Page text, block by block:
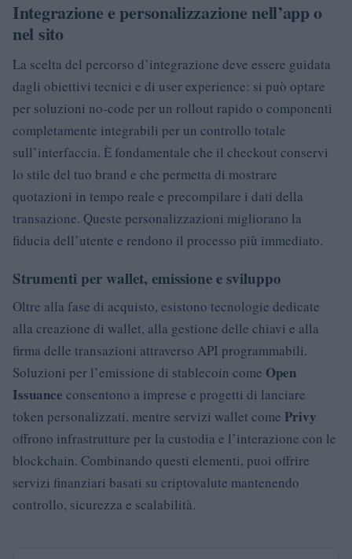
Integrazione e personalizzazione nell’app o
nel sito
La scelta del percorso d’integrazione deve essere guidata
dagli obiettivi tecnici e di user experience: si può optare
per soluzioni no-code per un rollout rapido o componenti
completamente integrabili per un controllo totale
sull’interfaccia. È fondamentale che il checkout conservi
lo stile del tuo brand e che permetta di mostrare
quotazioni in tempo reale e precompilare i dati della
transazione. Queste personalizzazioni migliorano la
fiducia dell’utente e rendono il processo più immediato.
Strumenti per wallet, emissione e sviluppo
Oltre alla fase di acquisto, esistono tecnologie dedicate
alla creazione di wallet, alla gestione delle chiavi e alla
firma delle transazioni attraverso API programmabili.
Soluzioni per l’emissione di stablecoin come Open
Issuance consentono a imprese e progetti di lanciare
token personalizzati, mentre servizi wallet come Privy
offrono infrastrutture per la custodia e l’interazione con le
blockchain. Combinando questi elementi, puoi offrire
servizi finanziari basati su criptovalute mantenendo
controllo, sicurezza e scalabilità.